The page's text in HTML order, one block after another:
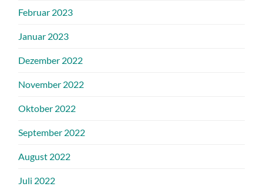
Februar 2023
Januar 2023
Dezember 2022
November 2022
Oktober 2022
September 2022
August 2022
Juli 2022